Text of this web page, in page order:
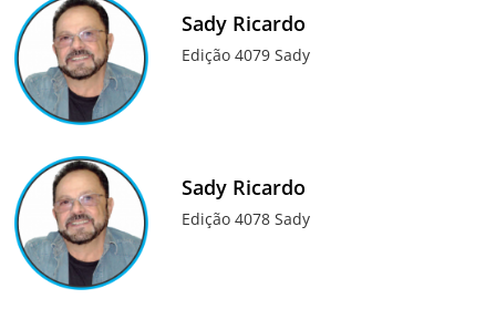
Sady Ricardo
Edição 4079 Sady
Sady Ricardo
Edição 4078 Sady